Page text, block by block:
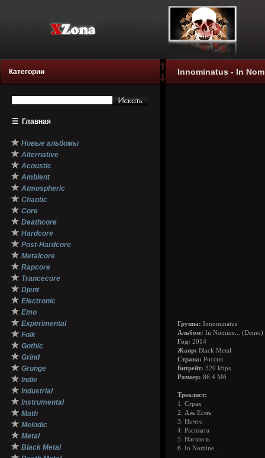
Категории
☰ Главная
★ Новые альбомы
★ Alternative
★ Acoustic
★ Ambient
★ Atmospheric
★ Chaotic
★ Core
★ Deathcore
★ Hardcore
★ Post-Hardcore
★ Metalcore
★ Rapcore
★ Trancecore
★ Djent
★ Electronic
★ Emo
★ Experimental
★ Folk
★ Gothic
★ Grind
★ Grunge
★ Indie
★ Industrial
★ Instrumental
★ Math
★ Melodic
★ Metal
★ Black Metal
Innominatus - In
Группа: Innominatus
Альбом: In Nomine.​.​. (Demo)
Год: 2014
Жанр: Black Metal
Страна: Россия
Битрейт: 320 kbps
Размер: 86.4 Мб
Треклист:
1. Страх
2. Азъ Есмъ
3. Ничто
4. Расплата
5. Насквозь
6. In Nomine...